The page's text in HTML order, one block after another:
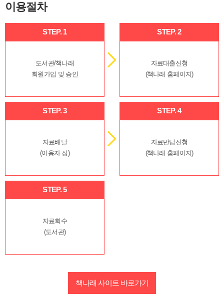
이용절차
STEP. 1
도서관/책나래
회원가입 및 승인
STEP. 2
자료대출신청
(책나래 홈페이지)
STEP. 3
자료배달
(이용자 집)
STEP. 4
자료반납신청
(책나래 홈페이지)
STEP. 5
자료회수
(도서관)
책나래 사이트 바로가기